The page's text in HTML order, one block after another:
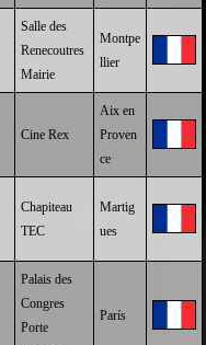
Salle des
Renecoutres
Mairie
Montpe
llier
Cine Rex
Aix en
Proven
ce
Chapiteau
TEC
Martig
ues
Palais des
Congres
Porte
París